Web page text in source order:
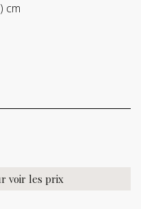
cm
voir les prix